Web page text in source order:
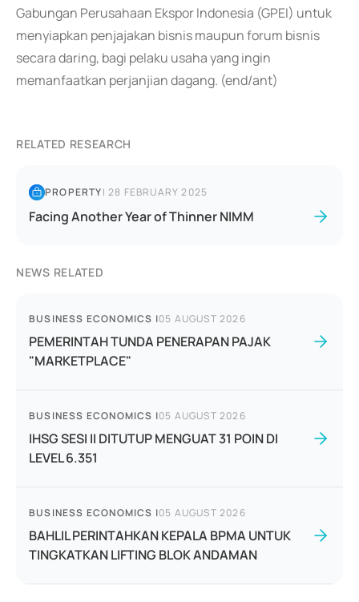
Gabungan Perusahaan Ekspor Indonesia (GPEI) untuk
menyiapkan penjajakan bisnis maupun forum bisnis
secara daring, bagi pelaku usaha yang ingin
memanfaatkan perjanjian dagang. (end/ant)
RELATED RESEARCH
PROPERTY|28 FEBRUARY 2025
Facing Another Year of Thinner NIMM
NEWS RELATED
BUSINESS ECONOMICS |05 AUGUST 2026
PEMERINTAH TUNDA PENERAPAN PAJAK
"MARKETPLACE"
BUSINESS ECONOMICS |05 AUGUST 2026
IHSG SESI II DITUTUP MENGUAT 31 POIN DI
LEVEL 6.351
BUSINESS ECONOMICS |05 AUGUST 2026
BAHLIL PERINTAHKAN KEPALA BPMA UNTUK
TINGKATKAN LIFTING BLOK ANDAMAN